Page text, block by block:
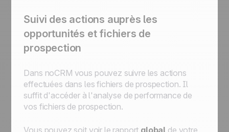
Suivi des actions auprès les
opportunités et fichiers de
prospection
Dans noCRM vous pouvez suivre les actions
effectuées dans les fichiers de prospection. Il
suffit d'accéder à l'analyse de performance de
vos fichiers de prospection.
Vous pouvez soit voir le rapport global de votre